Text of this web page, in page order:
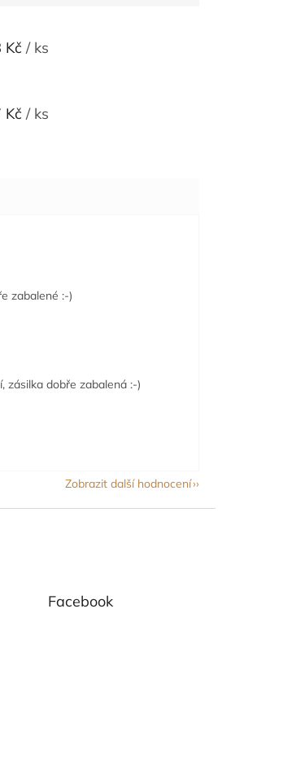
Kč / ks
Kč / ks
je 5 z 5 hvězdiček.
zabalené :-)
je 5 z 5 hvězdiček.
zásilka dobře zabalená :-)
Zobrazit další hodnocení
Facebook